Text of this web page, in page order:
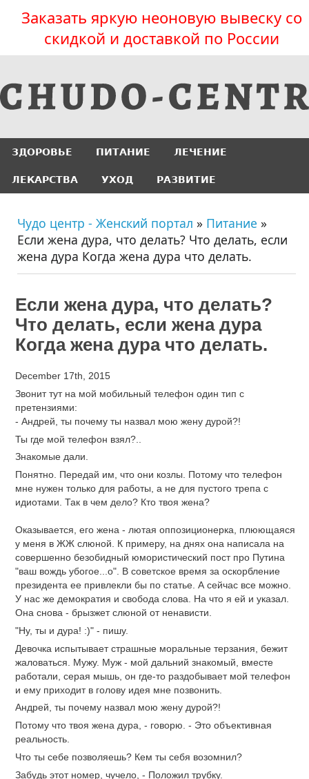
Заказать яркую неоновую вывеску со
скидкой и доставкой по России
ЗДОРОВЬЕ ПИТАНИЕ ЛЕЧЕНИЕ
ЛЕКАРСТВА УХОД РАЗВИТИЕ
Чудо центр - Женский портал » Питание »
Если жена дура, что делать? Что делать, если
жена дура Когда жена дура что делать.
Если жена дура, что делать?
Что делать, если жена дура
Когда жена дура что делать.
December 17th, 2015
Звонит тут на мой мобильный телефон один тип с
претензиями:
- Андрей, ты почему ты назвал мою жену дурой?!
Ты где мой телефон взял?..
Знакомые дали.
Понятно. Передай им, что они козлы. Потому что телефон
мне нужен только для работы, а не для пустого трепа с
идиотами. Так в чем дело? Кто твоя жена?
Оказывается, его жена - лютая оппозиционерка, плюющаяся
у меня в ЖЖ слюной. К примеру, на днях она написала на
совершенно безобидный юмористический пост про Путина
"ваш вождь убогое...о". В советское время за оскорбление
президента ее привлекли бы по статье. А сейчас все можно.
У нас же демократия и свобода слова. На что я ей и указал.
Она снова - брызжет слюной от ненависти.
"Ну, ты и дура! :)" - пишу.
Девочка испытывает страшные моральные терзания, бежит
жаловаться. Мужу. Муж - мой дальний знакомый, вместе
работали, серая мышь, он где-то раздобывает мой телефон
и ему приходит в голову идея мне позвонить.
Андрей, ты почему назвал мою жену дурой?!
Потому что твоя жена дура, - говорю. - Это объективная
реальность.
Что ты себе позволяешь? Кем ты себя возомнил?
Забудь этот номер, чучело, - Положил трубку.